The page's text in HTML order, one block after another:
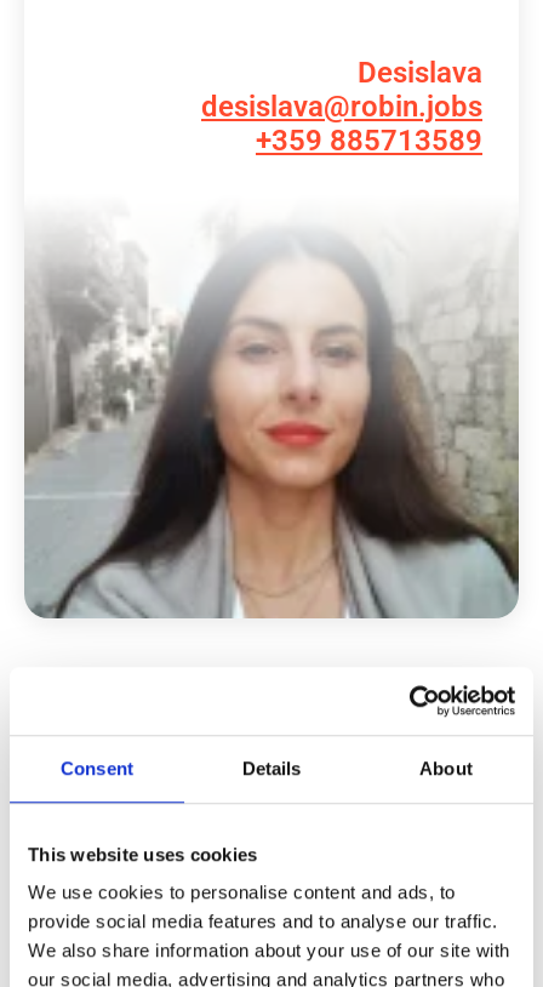
Consent Details About
This website uses cookies
We use cookies to personalise content and ads, to
provide social media features and to analyse our traffic.
We also share information about your use of our site with
our social media, advertising and analytics partners who
Desislava
desislava@robin.jobs
+359 885713589
Hogyan talál Robin
munkát szállással
Németországban?
Robin sikeresen összekapcsolja a